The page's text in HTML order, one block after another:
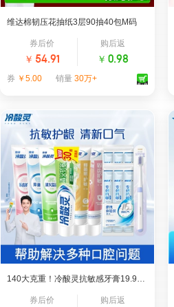
维达棉韧压花抽纸3层90抽40包M码
券后价
￥ 54.91
购后返
￥ 0.98
券 ￥5.00 销量 30万+
天猫超市
140大克重！冷酸灵抗敏感牙膏19.9任选5件
券后价 购后返